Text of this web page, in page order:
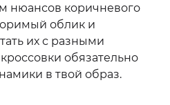
нюансов коричневого
облик и
их с разными
обязательно
в твой образ.